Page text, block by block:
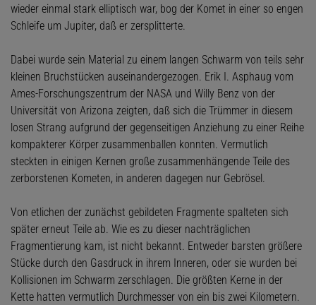
wieder einmal stark elliptisch war, bog der Komet in einer so engen
Schleife um Jupiter, daß er zersplitterte.
Dabei wurde sein Material zu einem langen Schwarm von teils sehr
kleinen Bruchstücken auseinandergezogen. Erik I. Asphaug vom
Ames-Forschungszentrum der NASA und Willy Benz von der
Universität von Arizona zeigten, daß sich die Trümmer in diesem
losen Strang aufgrund der gegenseitigen Anziehung zu einer Reihe
kompakterer Körper zusammenballen konnten. Vermutlich
steckten in einigen Kernen große zusammenhängende Teile des
zerborstenen Kometen, in anderen dagegen nur Gebrösel.
Von etlichen der zunächst gebildeten Fragmente spalteten sich
später erneut Teile ab. Wie es zu dieser nachträglichen
Fragmentierung kam, ist nicht bekannt. Entweder barsten größere
Stücke durch den Gasdruck in ihrem Inneren, oder sie wurden bei
Kollisionen im Schwarm zerschlagen. Die größten Kerne in der
Kette hatten vermutlich Durchmesser von ein bis zwei Kilometern.